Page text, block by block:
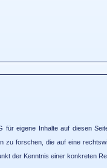
eigene Inhalte auf diesen
zu forschen, die auf eine
der Kenntnis einer konkreten